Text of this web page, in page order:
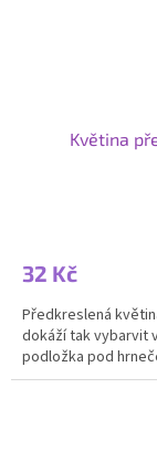
Květina
32 Kč
Předkreslená
dokáží tak vybarvit
podložka pod